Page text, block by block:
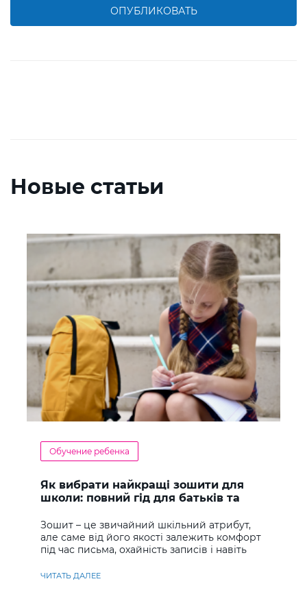
ОПУБЛИКОВАТЬ
Новые статьи
Обучение ребенка
Як вибрати найкращі зошити для
школи: повний гід для батьків та
Зошит – це звичайний шкільний атрибут,
але саме від його якості залежить комфорт
під час письма, охайність записів і навіть
ЧИТАТЬ ДАЛЕЕ